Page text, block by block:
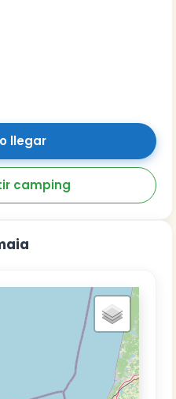
llegar
camping